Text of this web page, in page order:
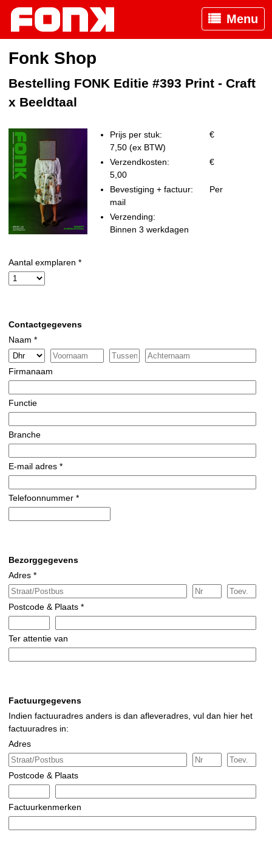
Menu
Fonk Shop
Bestelling FONK Editie #393 Print - Craft
x Beeldtaal
Prijs per stuk:
€
7,50 (ex BTW)
Verzendkosten:
€
5,00
Bevestiging + factuur:
Per
mail
Verzending:
Binnen 3 werkdagen
Aantal exmplaren *
Contactgegevens
Naam *
Firmanaam
Functie
Branche
E-mail adres *
Telefoonnummer *
Bezorggegevens
Adres *
Postcode & Plaats *
Ter attentie van
Factuurgegevens
Indien factuuradres anders is dan afleveradres, vul dan hier het
factuuradres in:
Adres
Postcode & Plaats
Factuurkenmerken